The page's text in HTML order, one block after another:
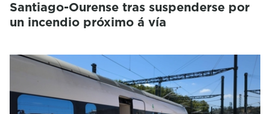
Santiago-Ourense tras suspenderse por
un incendio próximo á vía